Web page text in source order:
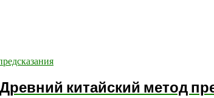
китайский метод